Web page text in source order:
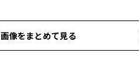
画像をまとめて見る